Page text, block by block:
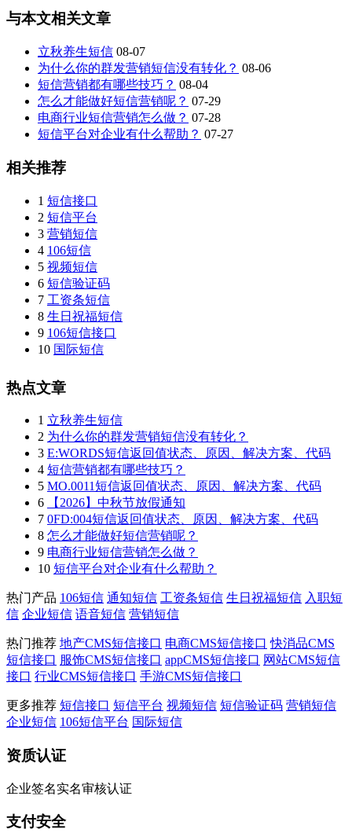
与本文相关文章
立秋养生短信 08-07
为什么你的群发营销短信没有转化？ 08-06
短信营销都有哪些技巧？ 08-04
怎么才能做好短信营销呢？ 07-29
电商行业短信营销怎么做？ 07-28
短信平台对企业有什么帮助？ 07-27
相关推荐
1 短信接口
2 短信平台
3 营销短信
4 106短信
5 视频短信
6 短信验证码
7 工资条短信
8 生日祝福短信
9 106短信接口
10 国际短信
热点文章
1 立秋养生短信
2 为什么你的群发营销短信没有转化？
3 E:WORDS短信返回值状态、原因、解决方案、代码
4 短信营销都有哪些技巧？
5 MO.0011短信返回值状态、原因、解决方案、代码
6
【2026】中秋节放假通知
7 0FD:004短信返回值状态、原因、解决方案、代码
8 怎么才能做好短信营销呢？
9 电商行业短信营销怎么做？
10 短信平台对企业有什么帮助？
热门产品 106短信 通知短信 工资条短信 生日祝福短信 入职短
信 企业短信 语音短信 营销短信
热门推荐 地产CMS短信接口 电商CMS短信接口 快消品CMS
短信接口 服饰CMS短信接口 appCMS短信接口 网站CMS短信
接口 行业CMS短信接口 手游CMS短信接口
更多推荐 短信接口 短信平台 视频短信 短信验证码 营销短信
企业短信 106短信平台 国际短信
资质认证
企业签名实名审核认证
支付安全